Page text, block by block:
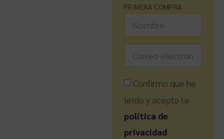
PRIMERA COMPRA
Confirmo que he
leído y acepto la
política de
privacidad